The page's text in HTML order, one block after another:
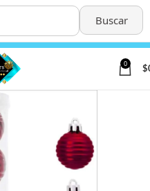
Buscar
0
$